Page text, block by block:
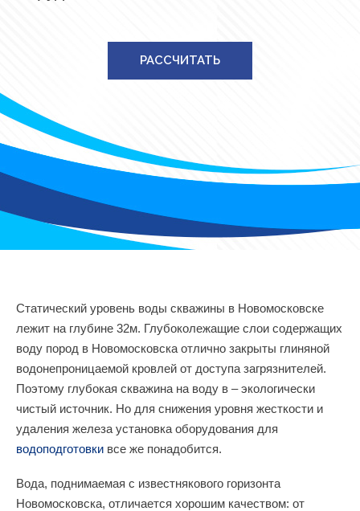
РАССЧИТАТЬ
Статический уровень воды скважины в Новомосковске
лежит на глубине 32м. Глубоколежащие слои содержащих
воду пород в Новомосковска отлично закрыты глиняной
водонепроницаемой кровлей от доступа загрязнителей.
Поэтому глубокая скважина на воду в – экологически
чистый источник. Но для снижения уровня жесткости и
удаления железа установка оборудования для
водоподготовки все же понадобится.
Вода, поднимаемая с известнякового горизонта
Новомосковска, отличается хорошим качеством: от